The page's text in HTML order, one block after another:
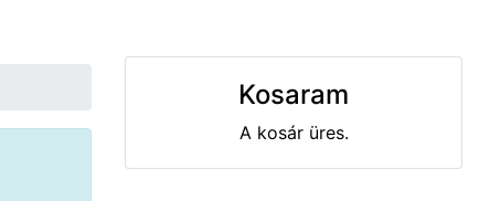
Kosaram
A kosár üres.